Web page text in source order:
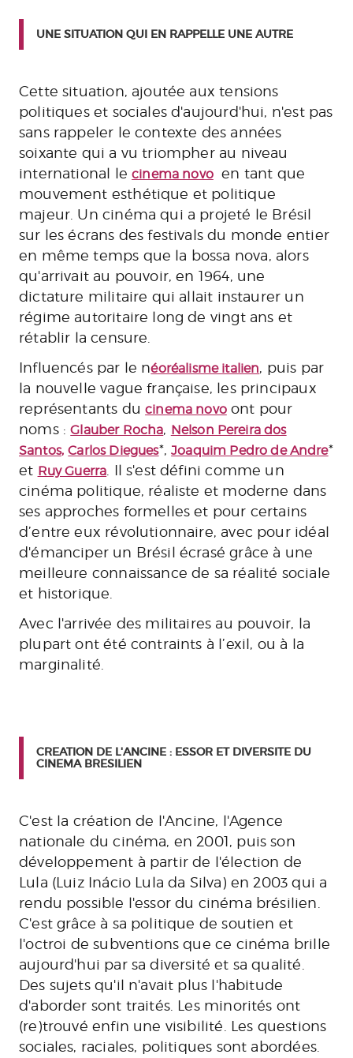
UNE SITUATION QUI EN RAPPELLE UNE AUTRE
Cette situation, ajoutée aux tensions
politiques et sociales d'aujourd'hui, n'est pas
sans rappeler le contexte des années
soixante qui a vu triompher au niveau
international lecinema novoen tant que
mouvement esthétique et politique
majeur. Un cinéma qui a projeté le Brésil
sur les écrans des festivals du monde entier
en même temps que la bossa nova, alors
qu'arrivait au pouvoir, en 1964, une
dictature militaire qui allait instaurer un
régime autoritaire long de vingt ans et
rétablir la censure.
Influencés par le néoréalisme italien, puis par
la nouvelle vague française, les principaux
représentants ducinema novoont pour
noms :Glauber Rocha, Nelson Pereira dos
Santos, Carlos Diegues*,Joaquim Pedro de Andre*
et Ruy Guerra. Il s'est défini comme un
cinéma politique, réaliste et moderne dans
ses approches formelles et pour certains
d’entre eux révolutionnaire, avec pour idéal
d'émanciper un Brésil écrasé grâce à une
meilleure connaissance de sa réalité sociale
et historique.
Avec l'arrivée des militaires au pouvoir, la
plupart ont été contraints à l’exil, ou à la
marginalité.
CREATION DE L'ANCINE : ESSOR ET DIVERSITE DU
CINEMA BRESILIEN
C'est la création de l'Ancine, l'Agence
nationale du cinéma, en 2001, puis son
développement à partir de l'élection de
Lula (Luiz Inácio Lula da Silva) en 2003 qui a
rendu possible l'essor du cinéma brésilien.
C'est grâce à sa politique de soutien et
l'octroi de subventions que ce cinéma brille
aujourd'hui par sa diversité et sa qualité.
Des sujets qu'il n'avait plus l'habitude
d'aborder sont traités. Les minorités ont
(re)trouvé enfin une visibilité. Les questions
sociales, raciales, politiques sont abordées.